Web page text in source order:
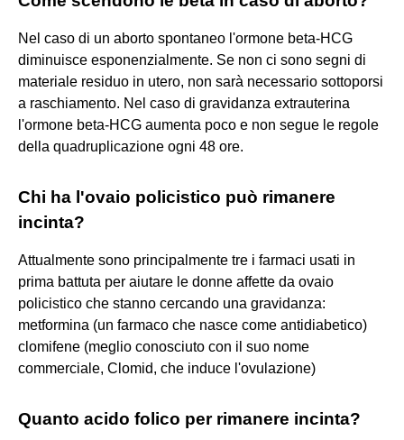
Nel caso di un aborto spontaneo l'ormone beta-HCG
diminuisce esponenzialmente. Se non ci sono segni di
materiale residuo in utero, non sarà necessario sottoporsi
a raschiamento. Nel caso di gravidanza extrauterina
l'ormone beta-HCG aumenta poco e non segue le regole
della quadruplicazione ogni 48 ore.
Chi ha l'ovaio policistico può rimanere
incinta?
Attualmente sono principalmente tre i farmaci usati in
prima battuta per aiutare le donne affette da ovaio
policistico che stanno cercando una gravidanza:
metformina (un farmaco che nasce come antidiabetico)
clomifene (meglio conosciuto con il suo nome
commerciale, Clomid, che induce l'ovulazione)
Quanto acido folico per rimanere incinta?